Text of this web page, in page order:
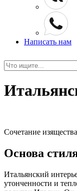
Написать нам
Сочетание
Основа
Итальянский
утонченности и